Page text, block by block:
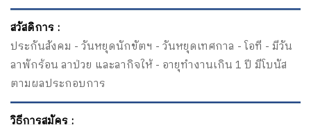
สวัสดิการ :
ประกันสังคม - วันหยุดนักขัตฯ - วันหยุดเทศกาล - โอที - มีวัน
ลาพักร้อน ลาป่วย และลากิจให้ - อายุทำงานเกิน 1 ปี มีโบนัส
ตามผลประกอบการ
วิธีการสมัคร :